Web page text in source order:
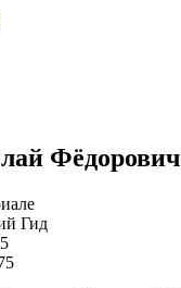
Фёдорович
Гид